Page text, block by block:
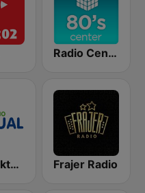
Radio Center 80s
Radio Aktual Fešta Frajer Radio